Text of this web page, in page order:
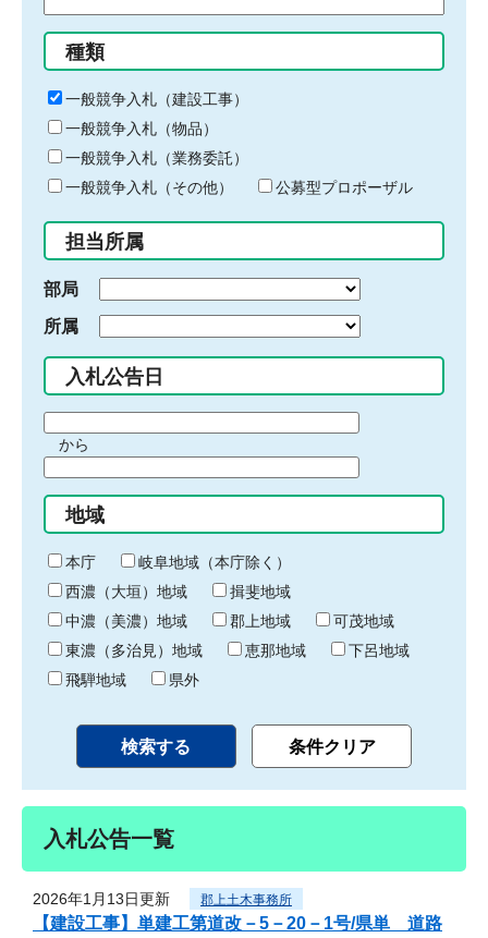
る
キ
ー
ワ
ー
ド
入
力
種類
一般競争入札（建設工事）
一般競争入札（物品）
一般競争入札（業務委託）
一般競争入札（その他）
公募型プロポーザル
担当所属
部局
所属
入札公告日
間
始
り
から
間
終
わ
り
地域
本庁
岐阜地域（本庁除く）
西濃（大垣）地域
揖斐地域
中濃（美濃）地域
郡上地域
可茂地域
東濃（多治見）地域
恵那地域
下呂地域
飛騨地域
県外
入札公告一覧
2026年1月13日更新 郡上土木事務所
【建設工事】単建工第道改－5－20－1号/県単 道路